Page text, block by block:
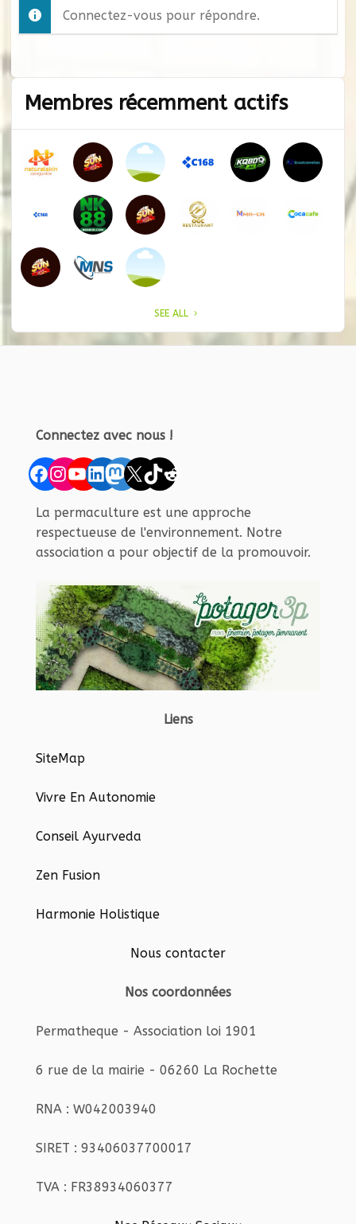
Connectez-vous pour répondre.
Membres récemment actifs
SEE ALL
Connectez avec nous !
Facebook
Instagram
YouTube
LinkedIn
Mastodon
X TikTok
Reddit
La permaculture est une approche
respectueuse de l'environnement. Notre
association a pour objectif de la promouvoir.
Liens
SiteMap
Vivre En Autonomie
Conseil Ayurveda
Zen Fusion
Harmonie Holistique
Nous contacter
Nos coordonnées
Permatheque - Association loi 1901
6 rue de la mairie - 06260 La Rochette
RNA : W042003940
SIRET : 93406037700017
TVA : FR38934060377